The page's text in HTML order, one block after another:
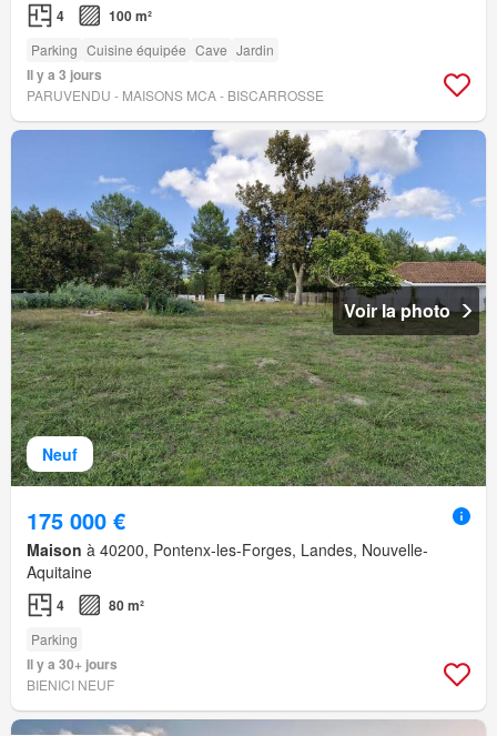
4 100 m²
Parking Cuisine équipée Cave Jardin
Il y a 3 jours
PARUVENDU - MAISONS MCA - BISCARROSSE
Neuf
Voir la photo
175 000 €
Maison à 40200, Pontenx-les-Forges, Landes, Nouvelle-
Aquitaine
4 80 m²
Parking
Il y a 30+ jours
BIENICI NEUF